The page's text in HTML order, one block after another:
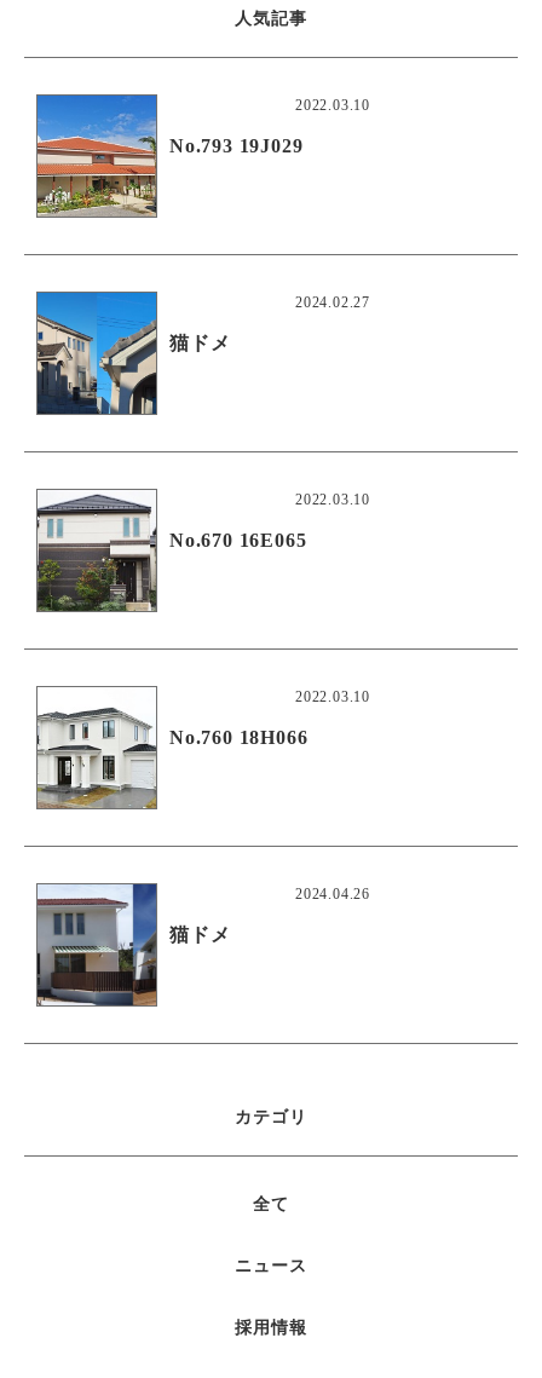
人気記事
2022.03.10
No.793 19J029
2024.02.27
猫ドメ
2022.03.10
No.670 16E065
2022.03.10
No.760 18H066
2024.04.26
猫ドメ
カテゴリ
全て
ニュース
採用情報